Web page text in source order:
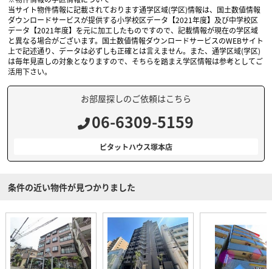
当サイト物件情報に記載されております通学区域(学区)情報は、国土数値情報
ダウンロードサービスが提供する小学校区データ【2021年度】及び中学校区
データ【2021年度】を元に加工したものですので、記載情報が現在の学区域
と異なる場合がございます。国土数値情報ダウンロードサービスのWEBサイト
上で記述通り、データは必ずしも正確とは言えません。また、通学区域(学区)
は毎年見直しの対象となりますので、そちらを踏まえ学区情報は参考としてご
活用下さい。
お部屋探しのご依頼はこちら
06-6309-5159
ピタットハウス塚本店
条件の近い物件が見つかりました